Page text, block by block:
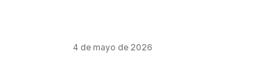
4 de mayo de 2026